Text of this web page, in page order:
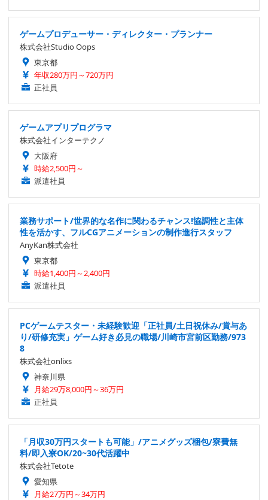
ゲームプロデューサー・ディレクター・プランナー
株式会社Studio Oops
東京都
年収280万円～720万円
正社員
ゲームアプリプログラマ
株式会社インターテクノ
大阪府
時給2,500円～
派遣社員
業務サポート/世界的な名作に関わるチャンス!協調性と主体
性を活かす、フルCGアニメーションの制作進行スタッフ
AnyKan株式会社
東京都
時給1,400円～2,400円
派遣社員
PCゲームテスター・未経験歓迎「正社員/土日祝休み/賞与あ
り/研修充実」ゲーム好き必見の職場/川崎市宮前区勤務/973
8
株式会社onlixs
神奈川県
月給29万8,000円～36万円
正社員
「月収30万円スタートも可能」/アニメグッズ梱包/寮費無
料/即入寮OK/20~30代活躍中
株式会社Tetote
愛知県
月給27万円～34万円